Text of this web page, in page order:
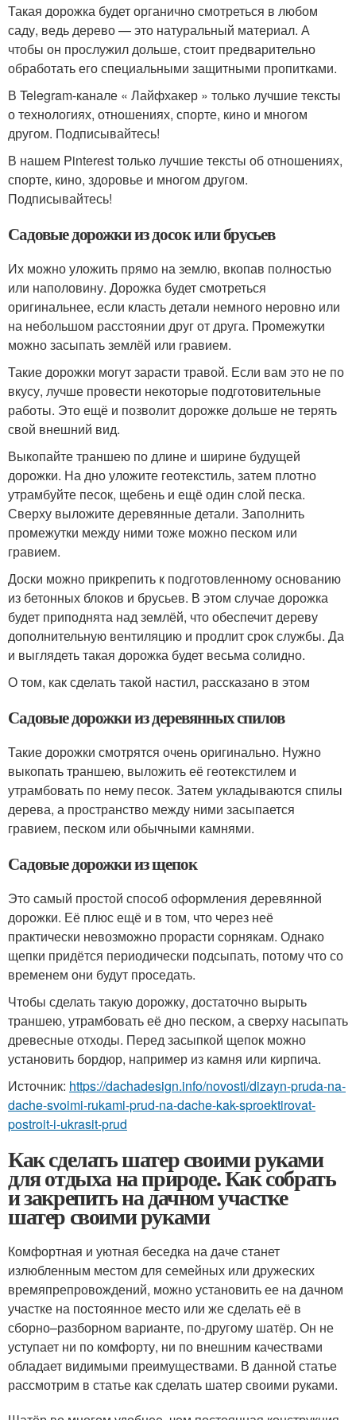
Такая дорожка будет органично смотреться в любом
саду, ведь дерево — это натуральный материал. А
чтобы он прослужил дольше, стоит предварительно
обработать его специальными защитными пропитками.
В Telegram-канале « Лайфхакер » только лучшие тексты
о технологиях, отношениях, спорте, кино и многом
другом. Подписывайтесь!
В нашем Pinterest только лучшие тексты об отношениях,
спорте, кино, здоровье и многом другом.
Подписывайтесь!
Садовые дорожки из досок или брусьев
Их можно уложить прямо на землю, вкопав полностью
или наполовину. Дорожка будет смотреться
оригинальнее, если класть детали немного неровно или
на небольшом расстоянии друг от друга. Промежутки
можно засыпать землёй или гравием.
Такие дорожки могут зарасти травой. Если вам это не по
вкусу, лучше провести некоторые подготовительные
работы. Это ещё и позволит дорожке дольше не терять
свой внешний вид.
Выкопайте траншею по длине и ширине будущей
дорожки. На дно уложите геотекстиль, затем плотно
утрамбуйте песок, щебень и ещё один слой песка.
Сверху выложите деревянные детали. Заполнить
промежутки между ними тоже можно песком или
гравием.
Доски можно прикрепить к подготовленному основанию
из бетонных блоков и брусьев. В этом случае дорожка
будет приподнята над землёй, что обеспечит дереву
дополнительную вентиляцию и продлит срок службы. Да
и выглядеть такая дорожка будет весьма солидно.
О том, как сделать такой настил, рассказано в этом
Садовые дорожки из деревянных спилов
Такие дорожки смотрятся очень оригинально. Нужно
выкопать траншею, выложить её геотекстилем и
утрамбовать по нему песок. Затем укладываются спилы
дерева, а пространство между ними засыпается
гравием, песком или обычными камнями.
Садовые дорожки из щепок
Это самый простой способ оформления деревянной
дорожки. Её плюс ещё и в том, что через неё
практически невозможно прорасти сорнякам. Однако
щепки придётся периодически подсыпать, потому что со
временем они будут проседать.
Чтобы сделать такую дорожку, достаточно вырыть
траншею, утрамбовать её дно песком, а сверху насыпать
древесные отходы. Перед засыпкой щепок можно
установить бордюр, например из камня или кирпича.
Источник: https://dachadesign.info/novosti/dizayn-pruda-na-
dache-svoimi-rukami-prud-na-dache-kak-sproektirovat-
postroit-i-ukrasit-prud
Как сделать шатер своими руками
для отдыха на природе. Как собрать
и закрепить на дачном участке
шатер своими руками
Комфортная и уютная беседка на даче станет
излюбленным местом для семейных или дружеских
времяпрепровождений, можно установить ее на дачном
участке на постоянное место или же сделать её в
сборно–разборном варианте, по-другому шатёр. Он не
уступает ни по комфорту, ни по внешним качествами
обладает видимыми преимуществами. В данной статье
рассмотрим в статье как сделать шатер своими руками.